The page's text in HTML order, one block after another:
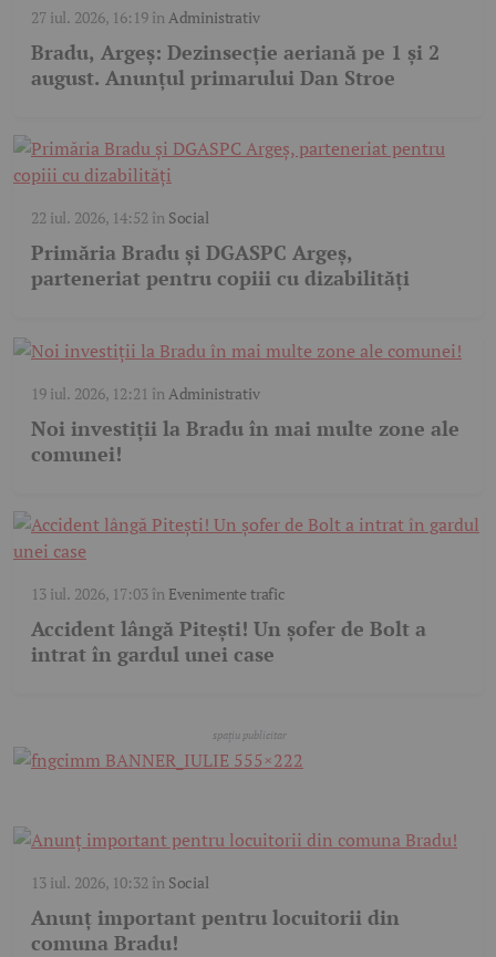
27 iul. 2026, 16:19înAdministrativ
Bradu, Argeș: Dezinsecție aeriană pe 1 și 2
august. Anunțul primarului Dan Stroe
22 iul. 2026, 14:52 în Social
Primăria Bradu și DGASPC Argeș,
parteneriat pentru copiii cu dizabilități
19 iul. 2026, 12:21 înAdministrativ
Noi investiții la Bradu în mai multe zone ale
comunei!
13 iul. 2026, 17:03în Evenimente trafic
Accident lângă Pitești! Un șofer de Bolt a
intrat în gardul unei case
13 iul. 2026, 10:32 în Social
Anunț important pentru locuitorii din
comuna Bradu!